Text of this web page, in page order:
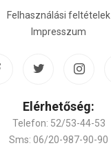
Felhasználási feltételek
Impresszum
Elérhetőség:
Telefon: 52/53-44-53
Sms: 06/20-987-90-90